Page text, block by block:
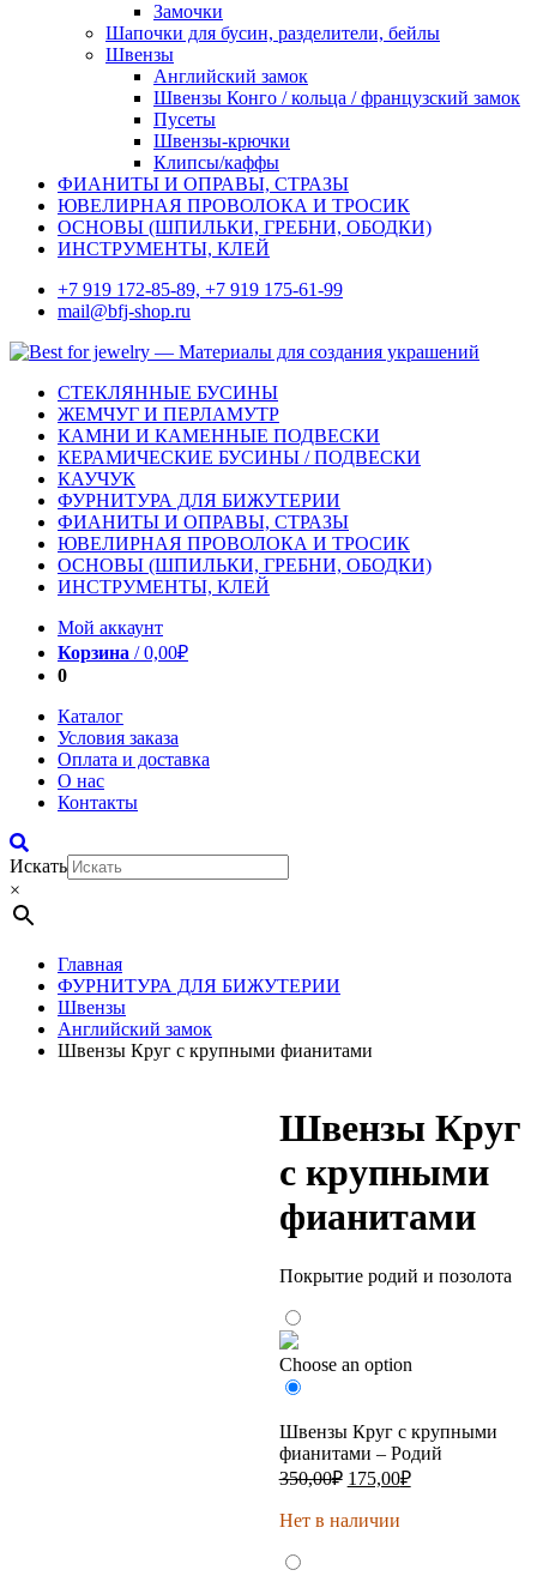
Замочки
Шапочки для бусин, разделители, бейлы
Швензы
Английский замок
Швензы Конго / кольца / французский замок
Пусеты
Швензы-крючки
Клипсы/каффы
ФИАНИТЫ И ОПРАВЫ, СТРАЗЫ
ЮВЕЛИРНАЯ ПРОВОЛОКА И ТРОСИК
ОСНОВЫ (ШПИЛЬКИ, ГРЕБНИ, ОБОДКИ)
ИНСТРУМЕНТЫ, КЛЕЙ
+7 919 172-85-89, +7 919 175-61-99
mail@bfj-shop.ru
СТЕКЛЯННЫЕ БУСИНЫ
ЖЕМЧУГ И ПЕРЛАМУТР
КАМНИ И КАМЕННЫЕ ПОДВЕСКИ
КЕРАМИЧЕСКИЕ БУСИНЫ / ПОДВЕСКИ
КАУЧУК
ФУРНИТУРА ДЛЯ БИЖУТЕРИИ
ФИАНИТЫ И ОПРАВЫ, СТРАЗЫ
ЮВЕЛИРНАЯ ПРОВОЛОКА И ТРОСИК
ОСНОВЫ (ШПИЛЬКИ, ГРЕБНИ, ОБОДКИ)
ИНСТРУМЕНТЫ, КЛЕЙ
Мой аккаунт
Корзина /0,00₽
0
Каталог
Условия заказа
Оплата и доставка
О нас
Контакты
Искать
×
Главная
ФУРНИТУРА ДЛЯ БИЖУТЕРИИ
Швензы
Английский замок
Швензы Круг с крупными фианитами
Швензы Круг
с крупными
фианитами
Покрытие родий и позолота
Choose an option
Швензы Круг с крупными
фианитами – Родий
350,00₽ Первоначальная
составляла
175,00₽Текущая
Нет в наличии